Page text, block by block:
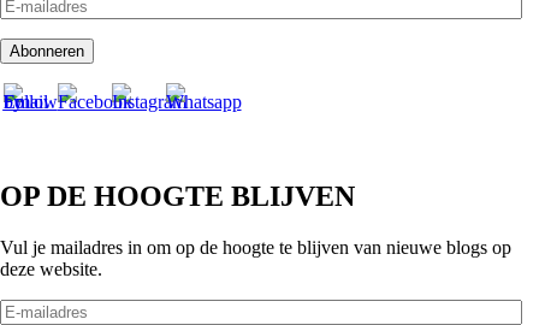
mailadres
Abonneren
OP DE HOOGTE BLIJVEN
Vul je mailadres in om op de hoogte te blijven van nieuwe blogs op
deze website.
E-